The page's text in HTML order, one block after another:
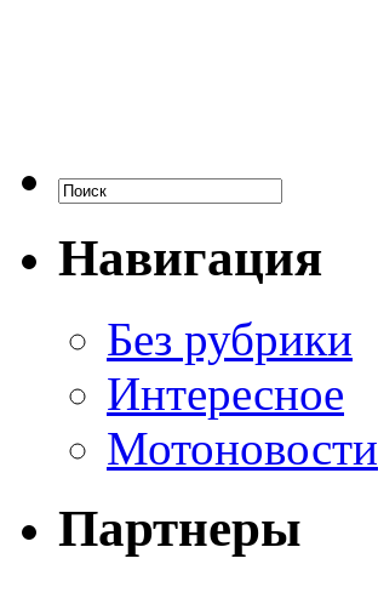
Навигация
Без рубрики
Интересное
Мотоновости
Партнеры